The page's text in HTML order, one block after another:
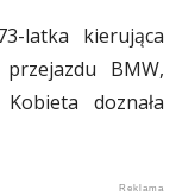
latka kierująca
BMW,
doznała